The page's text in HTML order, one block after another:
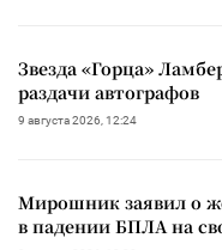
Звезда «Горца»
раздачи автографов
9 августа 2026, 12:24
Мирошник заявил о
в падении БПЛА на